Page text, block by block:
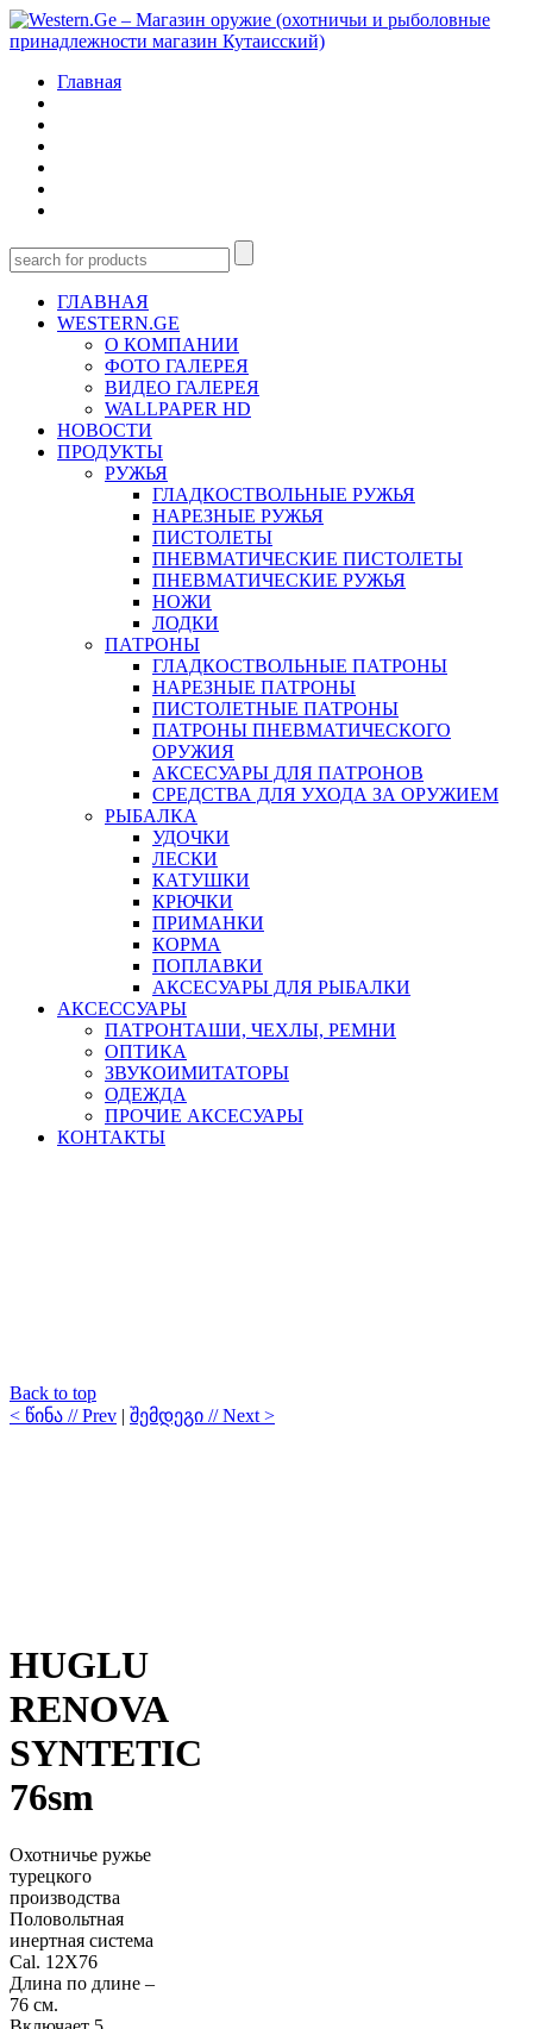
Главная
ГЛАВНАЯ
WESTERN.GE
О КОМПАНИИ
ФОТО ГАЛЕРЕЯ
ВИДЕО ГАЛЕРЕЯ
WALLPAPER HD
НОВОСТИ
ПРОДУКТЫ
РУЖЬЯ
ГЛАДКОСТВОЛЬНЫЕ РУЖЬЯ
НАРЕЗНЫЕ РУЖЬЯ
ПИСТОЛЕТЫ
ПНЕВМАТИЧЕСКИЕ ПИСТОЛЕТЫ
ПНЕВМАТИЧЕСКИЕ РУЖЬЯ
НОЖИ
ЛОДКИ
ПАТРОНЫ
ГЛАДКОСТВОЛЬНЫЕ ПАТРОНЫ
НАРЕЗНЫЕ ПАТРОНЫ
ПИСТОЛЕТНЫЕ ПАТРОНЫ
ПАТРОНЫ ПНЕВМАТИЧЕСКОГО
ОРУЖИЯ
АКСЕСУАРЫ ДЛЯ ПАТРОНОВ
СРЕДСТВА ДЛЯ УХОДА ЗА ОРУЖИЕМ
РЫБАЛКА
УДОЧКИ
ЛЕСКИ
КАТУШКИ
КРЮЧКИ
ПРИМАНКИ
КОРМА
ПОПЛАВКИ
АКСЕСУАРЫ ДЛЯ РЫБАЛКИ
АКСЕССУАРЫ
ПАТРОНТАШИ, ЧЕХЛЫ, РЕМНИ
ОПТИКА
ЗВУКОИМИТАТОРЫ
ОДЕЖДА
ПРОЧИЕ АКСЕСУАРЫ
КОНТАКТЫ
Back to top
< წინა // Prev | შემდეგი // Next >
HUGLU
RENOVA
SYNTETIC
76sm
Охотничье ружье
турецкого
производства
Половольтная
инертная система
Cal. 12X76
Длина по длине –
76 см.